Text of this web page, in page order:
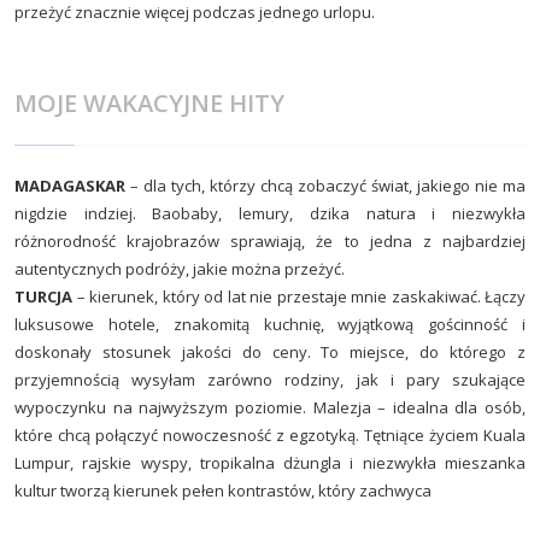
przeżyć znacznie więcej podczas jednego urlopu.
MOJE WAKACYJNE HITY
MADAGASKAR – dla tych, którzy chcą zobaczyć świat, jakiego nie ma
nigdzie indziej. Baobaby, lemury, dzika natura i niezwykła
różnorodność krajobrazów sprawiają, że to jedna z najbardziej
autentycznych podróży, jakie można przeżyć.
TURCJA – kierunek, który od lat nie przestaje mnie zaskakiwać. Łączy
luksusowe hotele, znakomitą kuchnię, wyjątkową gościnność i
doskonały stosunek jakości do ceny. To miejsce, do którego z
przyjemnością wysyłam zarówno rodziny, jak i pary szukające
wypoczynku na najwyższym poziomie. Malezja – idealna dla osób,
które chcą połączyć nowoczesność z egzotyką. Tętniące życiem Kuala
Lumpur, rajskie wyspy, tropikalna dżungla i niezwykła mieszanka
kultur tworzą kierunek pełen kontrastów, który zachwyca